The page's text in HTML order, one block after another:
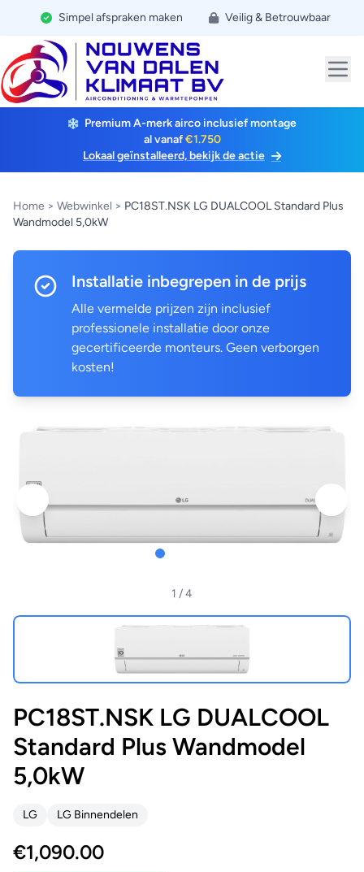
Simpel afspraken maken Veilig & Betrouwbaar
Premium A-merk airco inclusief montage
al vanaf€1.750
Lokaal geïnstalleerd, bekijk de actie
Home > Webwinkel > PC18ST.NSK LG DUALCOOL Standard Plus
Wandmodel 5,0kW
Installatie inbegrepen in de prijs
Alle vermelde prijzen zijn inclusief
professionele installatie door onze
gecertificeerde monteurs. Geen verborgen
kosten!
1 / 4
PC18ST.NSK LG DUALCOOL
Standard Plus Wandmodel
5,0kW
LG LG Binnendelen
€1,090.00